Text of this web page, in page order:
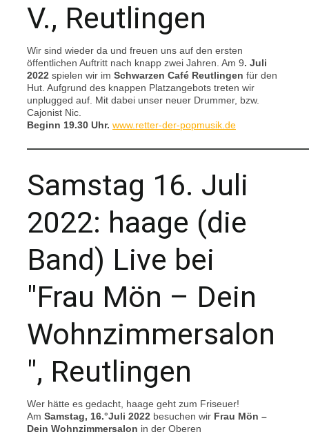
V., Reutlingen
Wir sind wieder da und freuen uns auf den ersten
öffentlichen Auftritt nach knapp zwei Jahren. Am 9. Juli
2022 spielen wir im Schwarzen Café Reutlingen für den
Hut. Aufgrund des knappen Platzangebots treten wir
unplugged auf. Mit dabei unser neuer Drummer, bzw.
Cajonist Nic.
Beginn 19.30 Uhr. www.retter-der-popmusik.de
Samstag 16. Juli
2022: haage (die
Band) Live bei
"Frau Mön – Dein
Wohnzimmersalon
", Reutlingen
Wer hätte es gedacht, haage geht zum Friseuer!
Am Samstag, 16.°Juli 2022 besuchen wir Frau Mön –
Dein Wohnzimmersalon in der Oberen